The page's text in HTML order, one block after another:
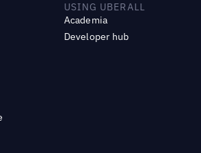
USING UBERALL
Academia
Developer hub